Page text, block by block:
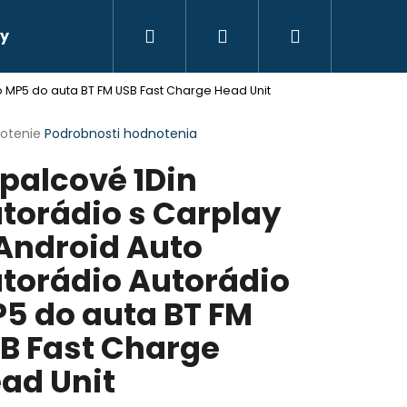
Autokozmetika Wi-Fi Kamery
Hľadať Prihlásenie
do auta BT FM USB Fast Charge Head Unit
Podrobnosti hodnotenia
1Din
s Carplay
Auto
Autorádio
do auta BT FM
Fast Charge
Unit
PALCOVÉ , ANDROID